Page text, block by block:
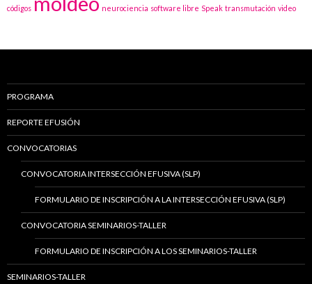
códigos neurociencia software libre Speak transmutación video
PROGRAMA
REPORTE EFUSIÓN
CONVOCATORIAS
CONVOCATORIA INTERSECCIÓN EFUSIVA (SLP)
FORMULARIO DE INSCRIPCIÓN A LA INTERSECCIÓN EFUSIVA (SLP)
CONVOCATORIA SEMINARIOS-TALLER
FORMULARIO DE INSCRIPCIÓN A LOS SEMINARIOS-TALLER
SEMINARIOS-TALLER